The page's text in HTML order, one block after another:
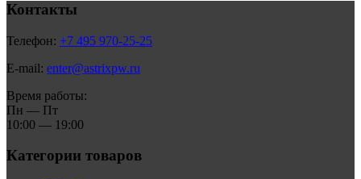
Контакты
Телефон: +7 495 970-25-25
E-mail: enter@astrixpw.ru
Время работы:
Пн — Пт
10:00 — 19:00
Категории товаров